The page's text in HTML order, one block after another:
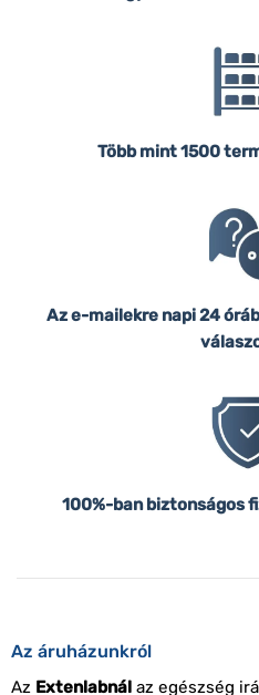
Több mint 1500
Az e-mailekre napi 24
100%-ban biztonságos
Az áruházunkról
Az Extenlabnálaz egészség